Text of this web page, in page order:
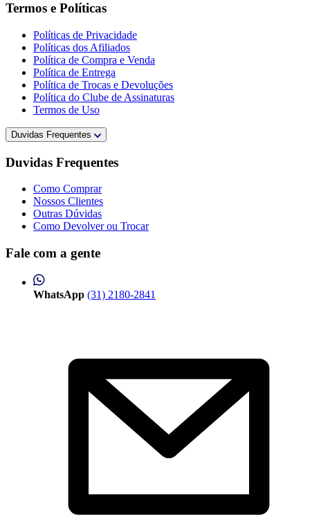
Termos e Políticas
Políticas de Privacidade
Políticas dos Afiliados
Política de Compra e Venda
Política de Entrega
Política de Trocas e Devoluções
Política do Clube de Assinaturas
Termos de Uso
Duvidas Frequentes
Duvidas Frequentes
Como Comprar
Nossos Clientes
Outras Dúvidas
Como Devolver ou Trocar
Fale com a gente
WhatsApp (31) 2180-2841